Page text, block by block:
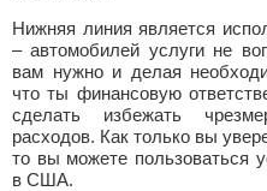
Нижняя линия является
– автомобилей услуги не
вам нужно и делая
что ты финансовую
сделать избежать
расходов. Как только вы
то вы можете пользоваться
в США.